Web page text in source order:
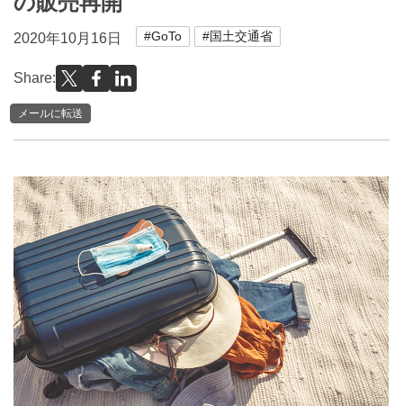
2020年10月16日 #GoTo #国土交通省
Share:
メールに転送